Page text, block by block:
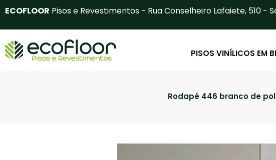
o
conteúdo
ECOFLOOR Pisos e Revestimentos - Rua Conselheiro Lafaiete, 510 -
PISOS VINÍLICOS EM
Rodapé 446 branco de